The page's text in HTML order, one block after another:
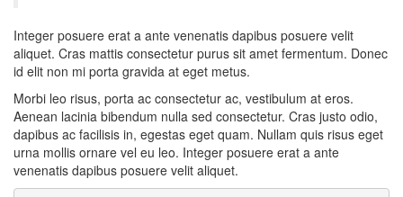
Integer posuere erat a ante venenatis dapibus posuere velit
aliquet. Cras mattis consectetur purus sit amet fermentum. Donec
id elit non mi porta gravida at eget metus.
Morbi leo risus, porta ac consectetur ac, vestibulum at eros.
Aenean lacinia bibendum nulla sed consectetur. Cras justo odio,
dapibus ac facilisis in, egestas eget quam. Nullam quis risus eget
urna mollis ornare vel eu leo. Integer posuere erat a ante
venenatis dapibus posuere velit aliquet.